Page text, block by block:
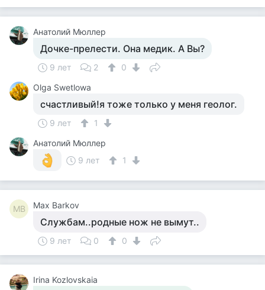
Анатолий Мюллер
Дочке-прелести. Она медик. А Вы?
9 лет 2
0
Olga Swetlowa
счастливый!я тоже только у меня геолог.
9 лет
1
Анатолий Мюллер
9 лет
1
MB Max Barkov
Службам..родные нож не вымут..
9 лет 0 0
Irina Kozlovskaia